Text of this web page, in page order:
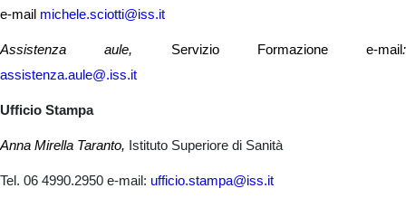
e-mail michele.sciotti@iss.it
Assistenza aule, Servizio Formazione e-mail:
assistenza.aule@.iss.it
Ufficio Stampa
Anna Mirella Taranto, Istituto Superiore di Sanità
Tel. 06 4990.2950 e-mail: ufficio.stampa@iss.it